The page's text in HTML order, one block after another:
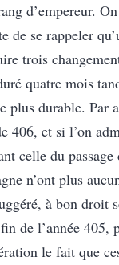
d’empereur.
de se rappeler
trois
quatre mois
plus durable.
406, et si l’on
celle du
n’ont plus
à bon droit
de l’année 405,
le fait que